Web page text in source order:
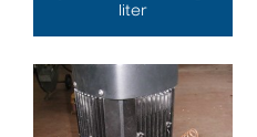
liter